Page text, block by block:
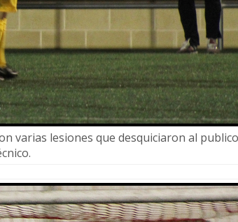
varias lesiones que desquiciaron al publico